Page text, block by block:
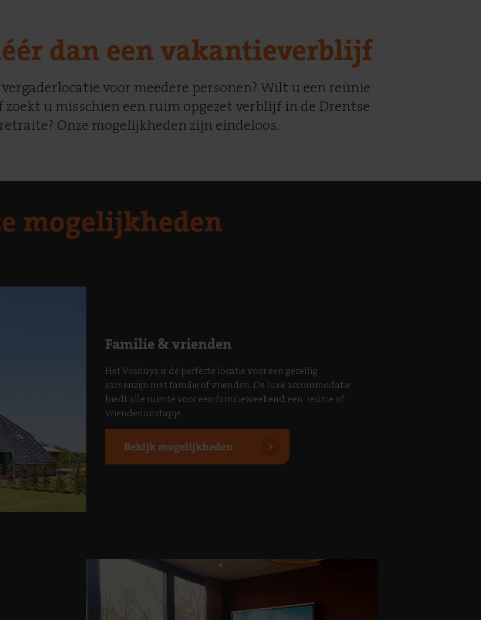
dan een vakantieverblijf
voor meedere personen? Wilt u een reünie
u misschien een ruim opgezet verblijf in de Drentse
Onze mogelijkheden zijn eindeloos.
mogelijkheden
Familie & vrienden
Het Voshuys is dé perfecte locatie voor een gezellig
samenzijn met familie of vrienden. De luxe accommodatie
biedt alle ruimte voor een familieweekend, een reünie of
vriendenuitstapje.
Bekijk mogelijkheden